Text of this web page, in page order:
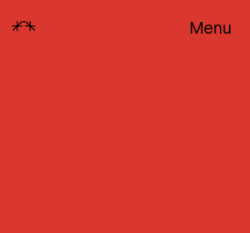
Menu